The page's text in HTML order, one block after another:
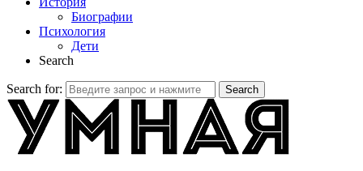
Биографии
Психология
Дети
Search
Search for: Search